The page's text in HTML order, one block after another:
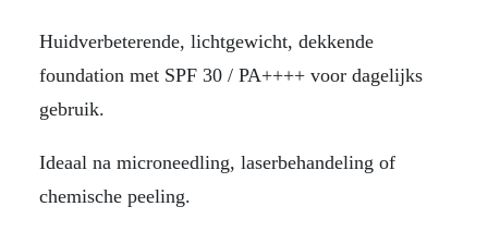
Huidverbeterende, lichtgewicht, dekkende
foundation met SPF 30 / PA++++ voor dagelijks
gebruik.
Ideaal na microneedling, laserbehandeling of
chemische peeling.